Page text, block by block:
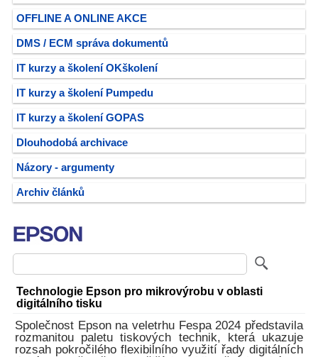
OFFLINE A ONLINE AKCE
DMS / ECM správa dokumentů
IT kurzy a školení OKškolení
IT kurzy a školení Pumpedu
IT kurzy a školení GOPAS
Dlouhodobá archivace
Názory - argumenty
Archiv článků
Technologie Epson pro mikrovýrobu v oblasti
digitálního tisku
Společnost Epson na veletrhu Fespa 2024 představila
rozmanitou paletu tiskových technik, která ukazuje
rozsah pokročilého flexibilního využití řady digitálních